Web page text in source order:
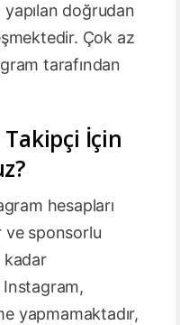
yapılan doğrudan
Çok az
tarafından
Takipçi İçin
hesapları
ve sponsorlu
kadar
yapmamaktadır,